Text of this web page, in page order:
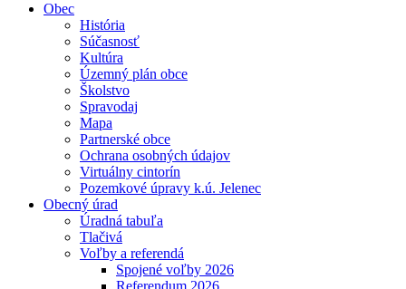
Obec
História
Súčasnosť
Kultúra
Územný plán obce
Školstvo
Spravodaj
Mapa
Partnerské obce
Ochrana osobných údajov
Virtuálny cintorín
Pozemkové úpravy k.ú. Jelenec
Obecný úrad
Úradná tabuľa
Tlačivá
Voľby a referendá
Spojené voľby 2026
Referendum 2026